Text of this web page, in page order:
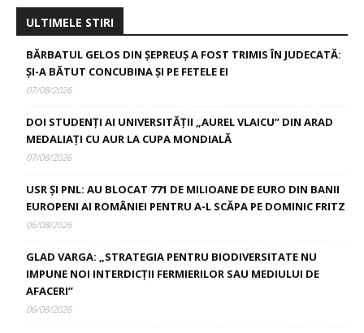
ULTIMELE STIRI
BĂRBATUL GELOS DIN ȘEPREUȘ A FOST TRIMIS ÎN JUDECATĂ:
ȘI-A BĂTUT CONCUBINA ȘI PE FETELE EI
07/08/2026
DOI STUDENȚI AI UNIVERSITĂȚII „AUREL VLAICU” DIN ARAD
MEDALIAȚI CU AUR LA CUPA MONDIALĂ
07/08/2026
USR ȘI PNL: AU BLOCAT 771 DE MILIOANE DE EURO DIN BANII
EUROPENI AI ROMÂNIEI PENTRU A-L SCĂPA PE DOMINIC FRITZ
06/08/2026
GLAD VARGA: „STRATEGIA PENTRU BIODIVERSITATE NU
IMPUNE NOI INTERDICȚII FERMIERILOR SAU MEDIULUI DE
AFACERI”
06/08/2026